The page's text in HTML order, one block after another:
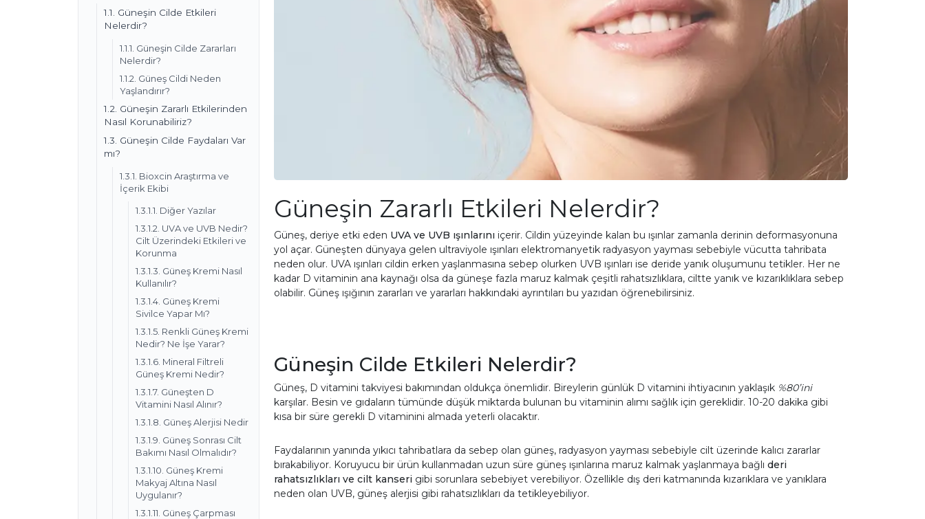
1.1. Güneşin Cilde Etkileri
Nelerdir?
1.1.1. Güneşin Cilde Zararları
Nelerdir?
1.1.2. Güneş Cildi Neden
Yaşlandırır?
1.2. Güneşin Zararlı Etkilerinden
Nasıl Korunabiliriz?
1.3. Güneşin Cilde Faydaları Var
mı?
1.3.1. Bioxcin Araştırma ve
İçerik Ekibi
1.3.1.1. Diğer Yazılar
1.3.1.2. UVA ve UVB Nedir?
Cilt Üzerindeki Etkileri ve
Korunma
1.3.1.3. Güneş Kremi Nasıl
Kullanılır?
1.3.1.4. Güneş Kremi
Sivilce Yapar Mı?
1.3.1.5. Renkli Güneş Kremi
Nedir? Ne İşe Yarar?
1.3.1.6. Mineral Filtreli
Güneş Kremi Nedir?
1.3.1.7. Güneşten D
Vitamini Nasıl Alınır?
1.3.1.8. Güneş Alerjisi Nedir
1.3.1.9. Güneş Sonrası Cilt
Bakımı Nasıl Olmalıdır?
1.3.1.10. Güneş Kremi
Makyaj Altına Nasıl
Uygulanır?
1.3.1.11. Güneş Çarpması
Güneşin Zararlı Etkileri Nelerdir?
Güneş, deriye etki eden UVA ve UVB ışınlarını içerir. Cildin yüzeyinde kalan bu ışınlar zamanla derinin deformasyonuna
yol açar. Güneşten dünyaya gelen ultraviyole ışınları elektromanyetik radyasyon yayması sebebiyle vücutta tahribata
neden olur. UVA ışınları cildin erken yaşlanmasına sebep olurken UVB ışınları ise deride yanık oluşumunu tetikler. Her ne
kadar D vitaminin ana kaynağı olsa da güneşe fazla maruz kalmak çeşitli rahatsızlıklara, ciltte yanık ve kızarıklıklara sebep
olabilir. Güneş ışığının zararları ve yararları hakkındaki ayrıntıları bu yazıdan öğrenebilirsiniz.
Güneşin Cilde Etkileri Nelerdir?
Güneş, D vitamini takviyesi bakımından oldukça önemlidir. Bireylerin günlük D vitamini ihtiyacının yaklaşık %80’ini
karşılar. Besin ve gıdaların tümünde düşük miktarda bulunan bu vitaminin alımı sağlık için gereklidir. 10-20 dakika gibi
kısa bir süre gerekli D vitaminini almada yeterli olacaktır.
Faydalarının yanında yıkıcı tahribatlara da sebep olan güneş, radyasyon yayması sebebiyle cilt üzerinde kalıcı zararlar
bırakabiliyor. Koruyucu bir ürün kullanmadan uzun süre güneş ışınlarına maruz kalmak yaşlanmaya bağlı deri
rahatsızlıkları ve cilt kanseri gibi sorunlara sebebiyet verebiliyor. Özellikle dış deri katmanında kızarıklara ve yanıklara
neden olan UVB, güneş alerjisi gibi rahatsızlıkları da tetikleyebiliyor.